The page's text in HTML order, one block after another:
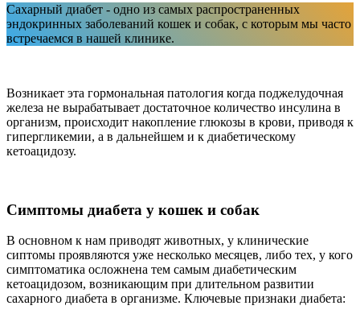
Сахарный диабет - одно из самых распространенных
эндокринных заболеваний кошек и собак, с которым мы часто
встречаемся в нашей клинике.
Возникает эта гормональная патология когда поджелудочная
железа не вырабатывает достаточное количество инсулина в
организм, происходит накопление глюкозы в крови, приводя к
гипергликемии, а в дальнейшем и к диабетическому
кетоацидозу.
Симптомы диабета у кошек и собак
В основном к нам приводят животных, у клинические
сиптомы проявляются уже несколько месяцев, либо тех, у кого
симптоматика осложнена тем самым диабетическим
кетоацидозом, возникающим при длительном развитии
сахарного диабета в организме. Ключевые признаки диабета: